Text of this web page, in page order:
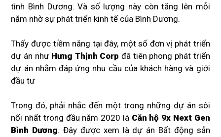
tình Bình Dương. Và số lượng này còn tăng lên mỗi
năm nhờ sự phát triển kinh tế của Bình Dương.
Thấy được tiềm năng tại đây, một số đơn vị phát triển
dự án nhưHưng Thịnh Corp đã tiên phong phát triển
dự án nhằm đáp ứng nhu cầu của khách hàng và giới
đầu tư
Trong đó, phải nhắc đến một trong những dự án sôi
nổi nhất trong đầu năm 2020 là Căn hộ 9x Next Gen
Bình Dương. Đây được xem là dự án Bất động sản